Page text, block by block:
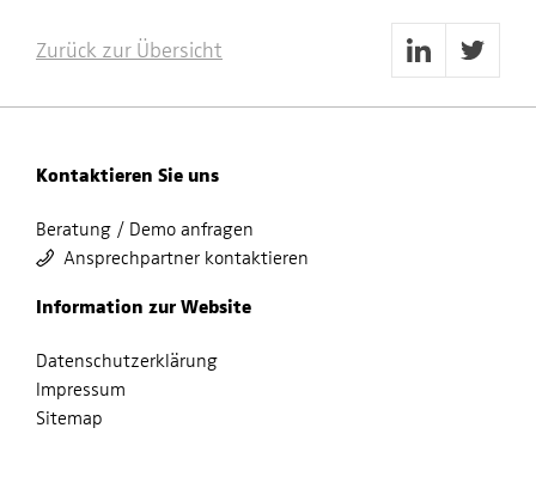
Zurück zur Übersicht
Kontaktieren Sie uns
Beratung / Demo anfragen
Ansprechpartner kontaktieren
Information zur Website
Datenschutzerklärung
Impressum
Sitemap